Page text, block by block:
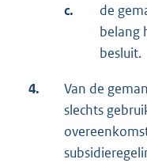
c.
de
belang
besluit.
4.
Van de
slechts